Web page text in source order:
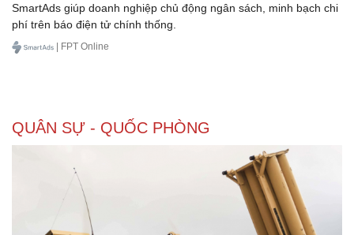
SmartAds giúp doanh nghiệp chủ động ngân sách, minh bạch chi
phí trên báo điện tử chính thống.
| FPT Online
QUÂN SỰ - QUỐC PHÒNG